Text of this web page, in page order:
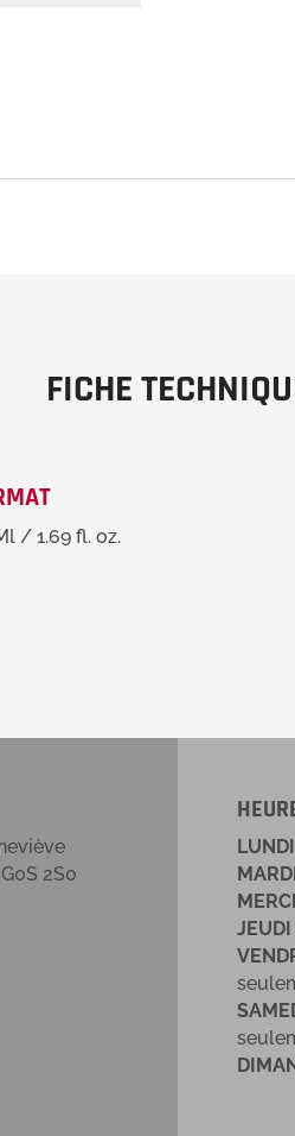
FICHE
/ 1.69 fl. oz.
2S0
JEUDI